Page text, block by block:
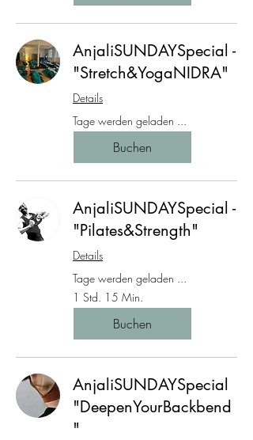
AnjaliSUNDAYSpecial -
"Stretch&YogaNIDRA"
Details
Tage werden geladen ...
Buchen
AnjaliSUNDAYSpecial -
"Pilates&Strength"
Details
Tage werden geladen ...
1 Std. 15 Min.
Buchen
AnjaliSUNDAYSpecial
"DeepenYourBackbend
"